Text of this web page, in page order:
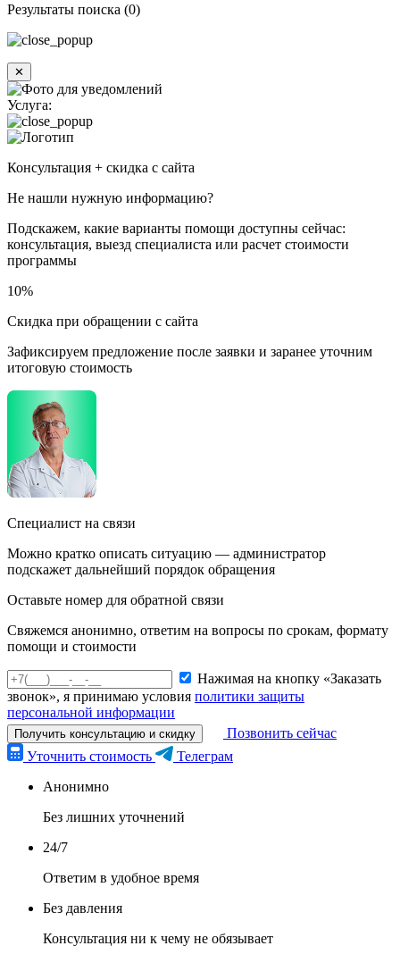
Результаты поиска (0)
✕
Услуга:
Консультация + скидка с сайта
Не нашли нужную информацию?
Подскажем, какие варианты помощи доступны сейчас:
консультация, выезд специалиста или расчет стоимости
программы
10%
Скидка при обращении с сайта
Зафиксируем предложение после заявки и заранее уточним
итоговую стоимость
Специалист на связи
Можно кратко описать ситуацию — администратор
подскажет дальнейший порядок обращения
Оставьте номер для обратной связи
Свяжемся анонимно, ответим на вопросы по срокам, формату
помощи и стоимости
Нажимая на кнопку «Заказать
звонок», я принимаю условия политики защиты
персональной информации
Получить консультацию и скидку
Позвонить сейчас
Уточнить стоимость
Телеграм
Анонимно
Без лишних уточнений
24/7
Ответим в удобное время
Без давления
Консультация ни к чему не обязывает